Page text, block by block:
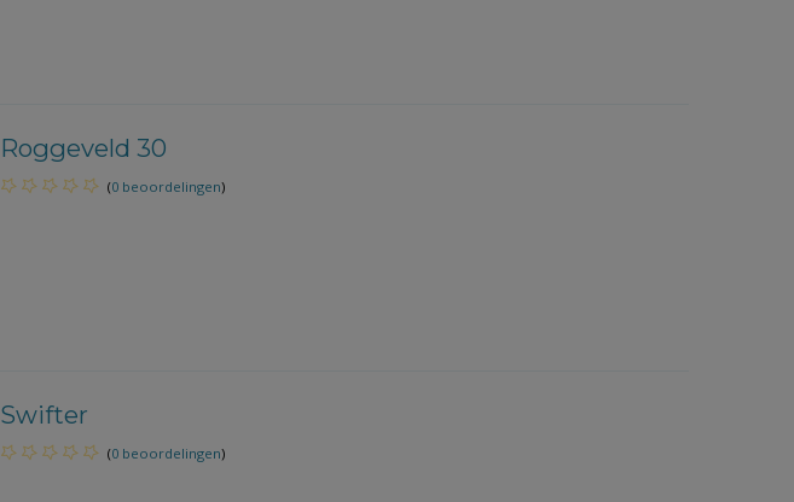
Roggeveld 30
(0 beoordelingen)
Swifter
(0 beoordelingen)